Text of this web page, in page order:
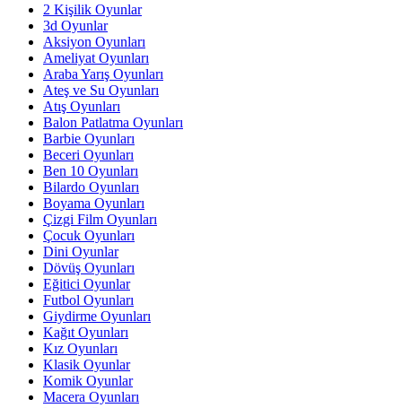
2 Kişilik Oyunlar
3d Oyunlar
Aksiyon Oyunları
Ameliyat Oyunları
Araba Yarış Oyunları
Ateş ve Su Oyunları
Atış Oyunları
Balon Patlatma Oyunları
Barbie Oyunları
Beceri Oyunları
Ben 10 Oyunları
Bilardo Oyunları
Boyama Oyunları
Çizgi Film Oyunları
Çocuk Oyunları
Dini Oyunlar
Dövüş Oyunları
Eğitici Oyunlar
Futbol Oyunları
Giydirme Oyunları
Kağıt Oyunları
Kız Oyunları
Klasik Oyunlar
Komik Oyunlar
Macera Oyunları